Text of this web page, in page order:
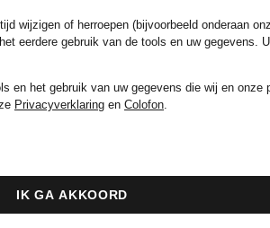
wijzigen of herroepen (bijvoorbeeld onderaan
eerdere gebruik van de tools en uw gegevens.
en het gebruik van uw gegevens die wij en onze
Privacyverklaring en Colofon.
IK GA AKKOORD